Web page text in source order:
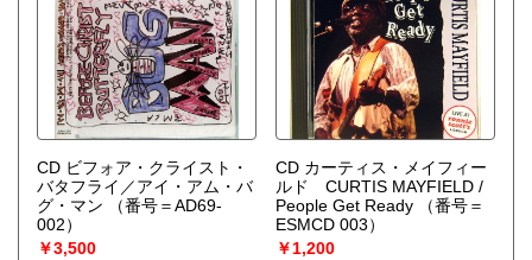
CD ビフォア・クライスト・
バタフライ／アイ・アム・バ
グ・マン
（番号＝AD69-
002）
￥3,500
CD カーティス・メイフィー
ルド CURTIS MAYFIELD /
People Get Ready
（番号＝
ESMCD 003）
￥1,200